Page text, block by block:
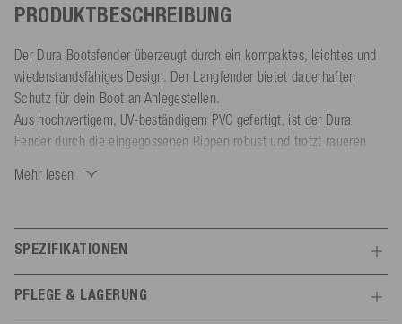
PRODUKTBESCHREIBUNG
Der Dura Bootsfender überzeugt durch ein kompaktes, leichtes und
wiederstandsfähiges Design. Der Langfender bietet dauerhaften
Schutz für dein Boot an Anlegestellen.
Aus hochwertigem, UV-beständigem PVC gefertigt, ist der Dura
Fender durch die eingegossenen Rippen robust und trotzt raueren
Boot zuverlässig vor Kratzern und Dellen. Die Leinenaugen sind
Dank beidseitiger Leinenaugen kannst du den Schiffsfender vertikal
oder horizontal nutzen. Aufpumpen lässt sich der Bootsfender mit
Nadelventil mühelos sowohl mit einer manuellen Pumpe als auch mit
einem Kompressor. (Empfohlener Luftdruck: 2 PSI / 0,14 Bar,
Mehr lesen
SPEZIFIKATIONEN
PFLEGE & LAGERUNG